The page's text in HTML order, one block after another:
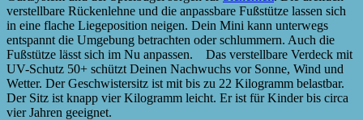
verstellbare Rückenlehne und die anpassbare Fußstütze lassen sich
in eine flache Liegeposition neigen. Dein Mini kann unterwegs
entspannt die Umgebung betrachten oder schlummern. Auch die
Fußstütze lässt sich im Nu anpassen. Das verstellbare Verdeck mit
UV-Schutz 50+ schützt Deinen Nachwuchs vor Sonne, Wind und
Wetter. Der Geschwistersitz ist mit bis zu 22 Kilogramm belastbar.
Der Sitz ist knapp vier Kilogramm leicht. Er ist für Kinder bis circa
vier Jahren geeignet.